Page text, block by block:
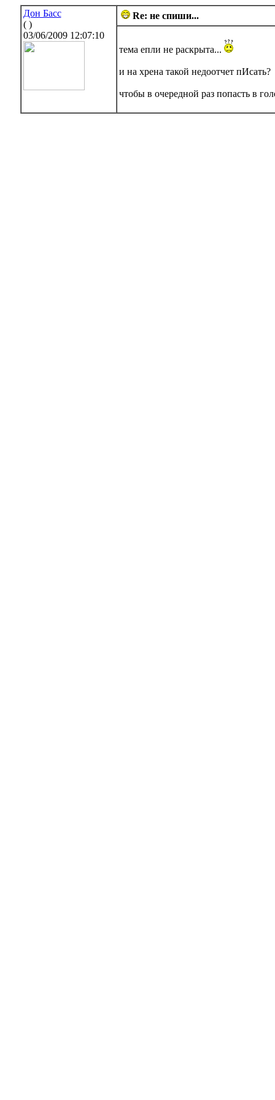
Дон Басс
( )
03/06/2009 12:07:10
Re: не спиши...
тема епли не раскрыта...
и на хрена такой недоотчет пИсать?
чтобы в очередной раз попасть в